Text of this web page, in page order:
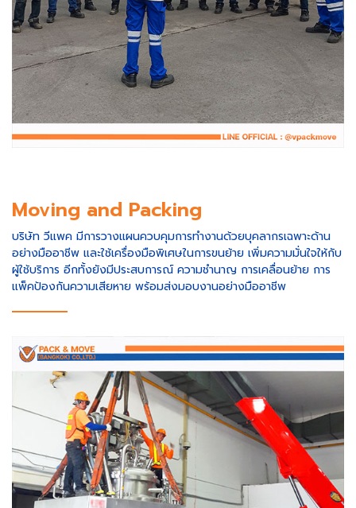
Moving and Packing
บริษัท วีแพค มีการวางแผนควบคุมการทำงานด้วยบุคลากรเฉพาะด้าน
อย่างมืออาชีพ และใช้เครื่องมือพิเศษในการขนย้าย เพิ่มความมั่นใจให้กับ
ผู้ใช้บริการ อีกทั้งยังมีประสบการณ์ ความชำนาญ การเคลื่อนย้าย การ
แพ็คป้องกันความเสียหาย พร้อมส่งมอบงานอย่างมืออาชีพ